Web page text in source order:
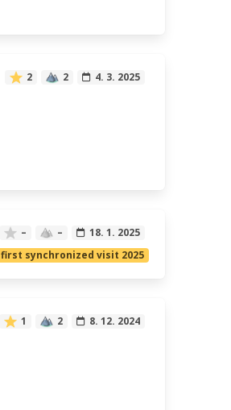
2 2 4. 3. 2025
– –
18. 1. 2025
first synchronized visit 2025
1 2 8. 12. 2024